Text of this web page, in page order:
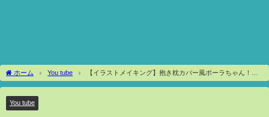
ホーム You tube
【イラストメイキング】抱き枕カバー風ポーラちゃん！
【千年戦争アイギス】
You tube